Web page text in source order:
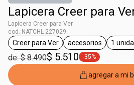
Lapicera Creer para
Lapicera Creer para Ver
cod. NATCHL-227029
general.tag Creer para Ver
Creer para Ver
general.tag
accesorios 1
de: $ 8.490$ 5.510 general.tag -35%
-35%
agregar a mi